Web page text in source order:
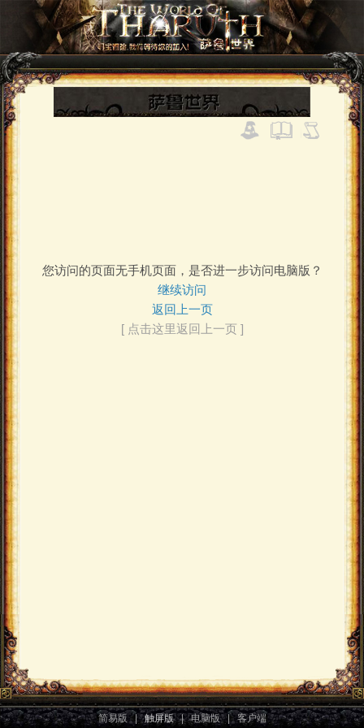
您访问的页面无手机页面，是否进一步访问电脑版？
继续访问
返回上一页
[ 点击这里返回上一页 ]
简易版 | 触屏版 | 电脑版 | 客户端